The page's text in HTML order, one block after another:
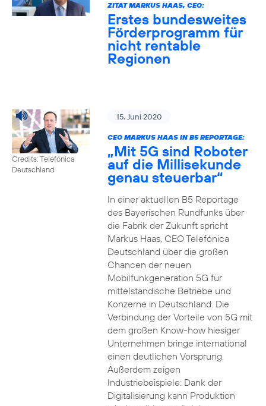
ZITAT MARKUS HAAS, CEO:
Erstes bundesweites
Förderprogramm für
nicht rentable
Regionen
Credits: Telefónica
Deutschland
15. Juni 2020
CEO MARKUS HAAS IN B5 REPORTAGE:
„Mit 5G sind Roboter
auf die Millisekunde
genau steuerbar“
In einer aktuellen B5 Reportage
des Bayerischen Rundfunks über
die Fabrik der Zukunft spricht
Markus Haas, CEO Telefónica
Deutschland über die großen
Chancen der neuen
Mobilfunkgeneration 5G für
mittelständische Betriebe und
Konzerne in Deutschland. Die
Verbindung der Vorteile von 5G mit
dem großen Know-how hiesiger
Unternehmen bringe international
einen deutlichen Vorsprung.
Außerdem zeigen
Industriebeispiele: Dank der
Digitalisierung kann Produktion